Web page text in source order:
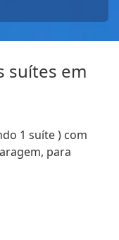
suítes em
1 suíte ) com
para